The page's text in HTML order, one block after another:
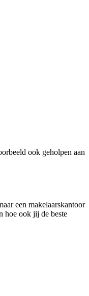
ook geholpen aan
een makelaarskantoor
hoe ook jij de beste